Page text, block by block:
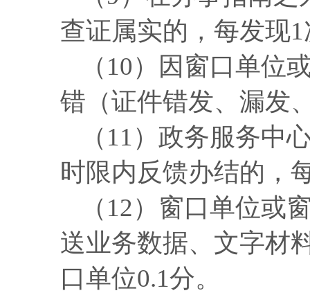
查证属实的，每发现
（ 10）因窗口单位
错（证件错发、漏发
（ 11）政务服务中
时限内反馈办结的，
（ 12）窗口单位或
送业务数据、文字材
口单位0.1分。